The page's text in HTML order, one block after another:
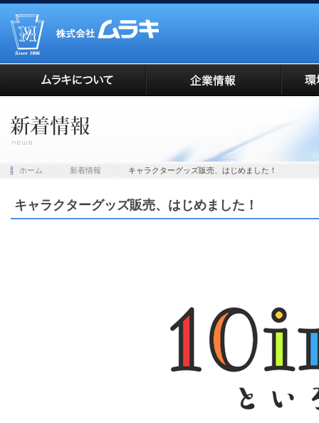
ホーム 新着情報 キャラクターグッズ販売、はじめました！
キャラクターグッズ販売、はじめました！